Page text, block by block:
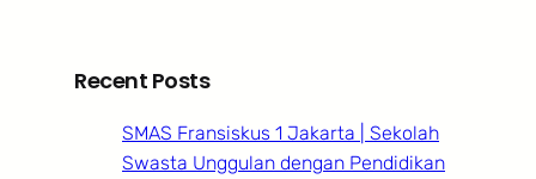
Recent Posts
SMAS Fransiskus 1 Jakarta | Sekolah
Swasta Unggulan dengan Pendidikan